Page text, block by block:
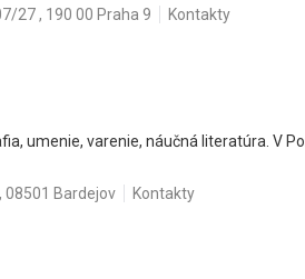
27 , 190 00 Praha 9 Kontakty
umenie, varenie, náučná literatúra. V
08501 Bardejov Kontakty